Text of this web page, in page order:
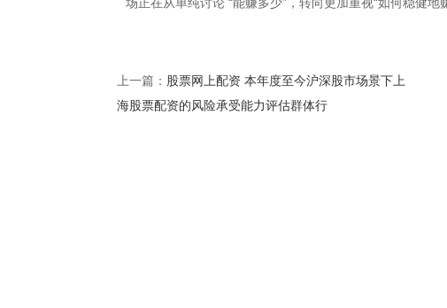
场正在从单纯讨论 “能赚多少”，转向更加重视“如何稳健地
上一篇： 股票网上配资 本年度至今沪深股市场景下上
海股票配资的风险承受能力评估群体行